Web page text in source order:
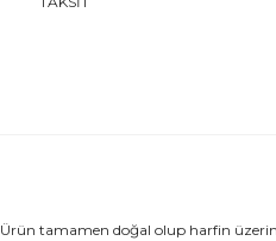
Ürün tamamen doğal olup harfin